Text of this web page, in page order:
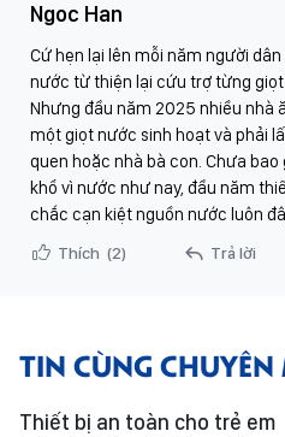
Ngoc Han
Cứ hẹn lại lên mỗi năm người
nước từ thiện lại cứu trợ từng
Nhưng đầu năm 2025 nhiều nhà
một giọt nước sinh hoạt và phải
quen hoặc nhà bà con. Chưa
khổ vì nước như nay, đầu năm
chắc cạn kiệt nguồn nước luôn
Thích (2) Trả lời
TIN CÙNG CHUYÊN
Thiết bị an toàn cho trẻ em